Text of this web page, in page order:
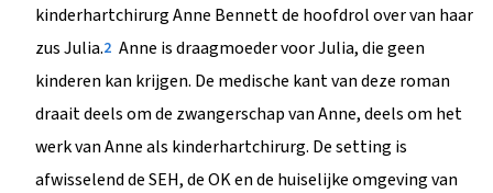
kinderhartchirurg Anne Bennett de hoofdrol over van haar
zus Julia.2 Anne is draagmoeder voor Julia, die geen
kinderen kan krijgen. De medische kant van deze roman
draait deels om de zwangerschap van Anne, deels om het
werk van Anne als kinderhartchirurg. De setting is
afwisselend de SEH, de OK en de huiselijke omgeving van